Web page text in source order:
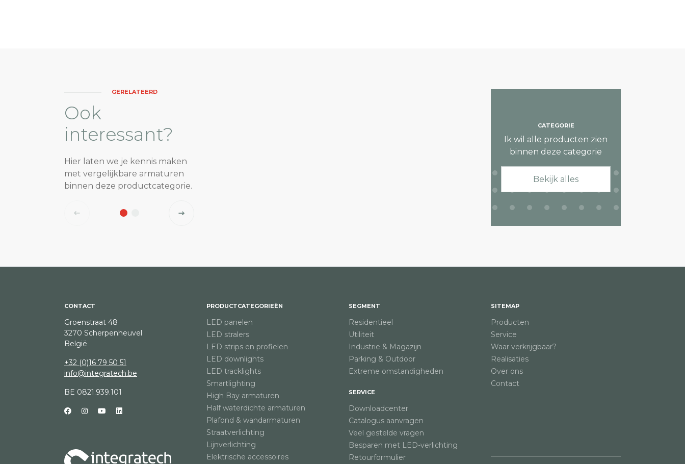
GERELATEERD
Ook
interessant?
Hier laten we je kennis maken
met vergelijkbare armaturen
binnen deze productcategorie.
CATEGORIE
Ik wil alle producten zien
binnen deze categorie
Bekijk alles
CONTACT
Groenstraat 48
3270 Scherpenheuvel
België
+32 (0)16 79 50 51
info@integratech.be
BE 0821.939.101
PRODUCTCATEGORIEËN
LED panelen
LED stralers
LED strips en profielen
LED downlights
LED tracklights
Smartlighting
High Bay armaturen
Half waterdichte armaturen
Plafond & wandarmaturen
Straatverlichting
Lijnverlichting
Elektrische accessoires
SEGMENT
Residentieel
Utiliteit
Industrie & Magazijn
Parking & Outdoor
Extreme omstandigheden
SERVICE
Downloadcenter
Catalogus aanvragen
Veel gestelde vragen
Besparen met LED-verlichting
Retourformulier
SITEMAP
Producten
Service
Waar verkrijgbaar?
Realisaties
Over ons
Contact